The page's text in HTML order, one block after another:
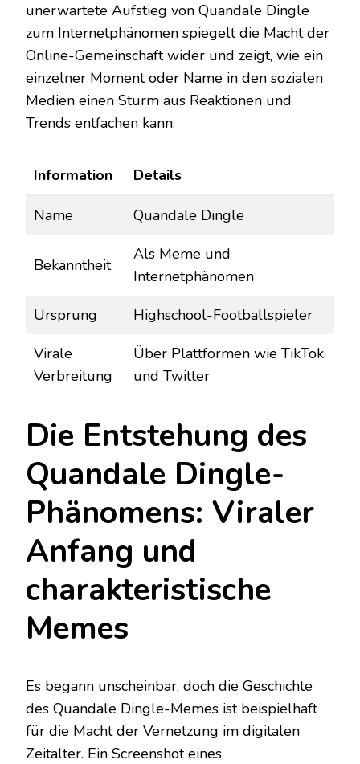
unerwartete Aufstieg von Quandale Dingle
zum Internetphänomen spiegelt die Macht der
Online-Gemeinschaft wider und zeigt, wie ein
einzelner Moment oder Name in den sozialen
Medien einen Sturm aus Reaktionen und
Trends entfachen kann.
Information Details
Name Quandale Dingle
Bekanntheit
Als Meme und
Internetphänomen
Ursprung
Highschool-Footballspieler
Virale
Verbreitung
Über Plattformen wie TikTok
und Twitter
Die Entstehung des
Quandale Dingle-
Phänomens: Viraler
Anfang und
charakteristische
Memes
Es begann unscheinbar, doch die Geschichte
des Quandale Dingle-Memes ist beispielhaft
für die Macht der Vernetzung im digitalen
Zeitalter. Ein Screenshot eines